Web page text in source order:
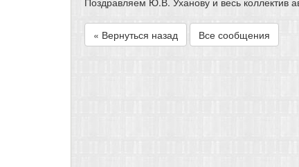
« Вернуться назад Все сообщения